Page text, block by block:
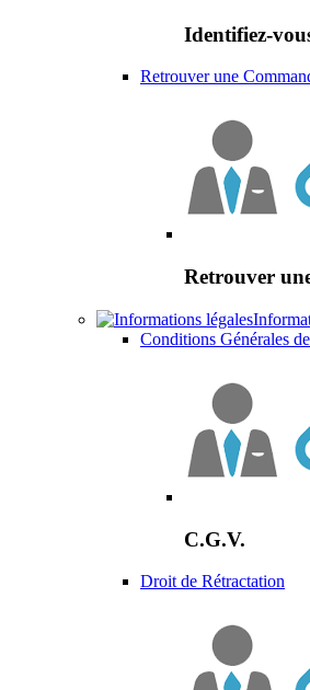
Identifiez-
Retrouver une
Retrouver
Conditions Générales
C.G.V.
Droit de Rétractation